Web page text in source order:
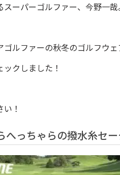
ーパーゴルファー、今野一哉
ゴルファーの秋冬のゴルフウ
クしました！
！
へっちゃらの撥水糸セー